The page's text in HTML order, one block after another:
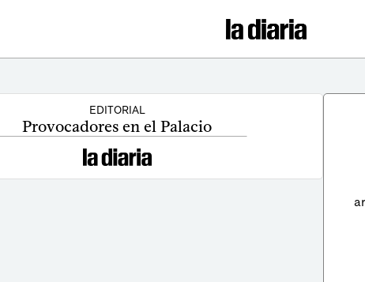
EDITORIAL
Provocadores en el Palacio